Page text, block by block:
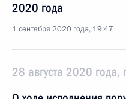
2020 года
1 сентября 2020 года, 19:47
28 августа 2020 года,